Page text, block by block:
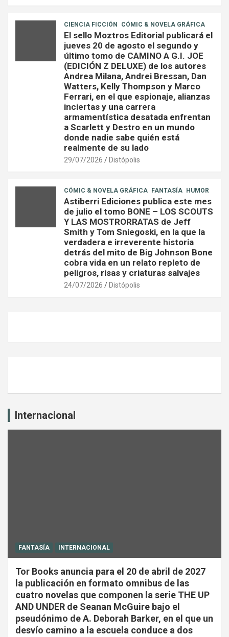
CIENCIA FICCIÓN CÓMIC & NOVELA GRÁFICA
El sello Moztros Editorial publicará el
jueves 20 de agosto el segundo y
último tomo de CAMINO A G.I. JOE
(EDICIÓN Z DELUXE) de los autores
Andrea Milana, Andrei Bressan, Dan
Watters, Kelly Thompson y Marco
Ferrari, en el que espionaje, alianzas
inciertas y una carrera
armamentística desatada enfrentan
a Scarlett y Destro en un mundo
donde nadie sabe quién está
realmente de su lado
29/07/2026 Distópolis
CÓMIC & NOVELA GRÁFICA FANTASÍA HUMOR
Astiberri Ediciones publica este mes
de julio el tomo BONE – LOS SCOUTS
Y LAS MOSTRORRATAS de Jeff
Smith y Tom Sniegoski, en la que la
verdadera e irreverente historia
detrás del mito de Big Johnson Bone
cobra vida en un relato repleto de
peligros, risas y criaturas salvajes
24/07/2026 Distópolis
Internacional
FANTASÍA INTERNACIONAL
Tor Books anuncia para el 20 de abril de 2027
la publicación en formato omnibus de las
cuatro novelas que componen la serie THE UP
AND UNDER de Seanan McGuire bajo el
pseudónimo de A. Deborah Barker, en el que un
desvío camino a la escuela conduce a dos